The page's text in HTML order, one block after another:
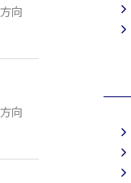
向
向